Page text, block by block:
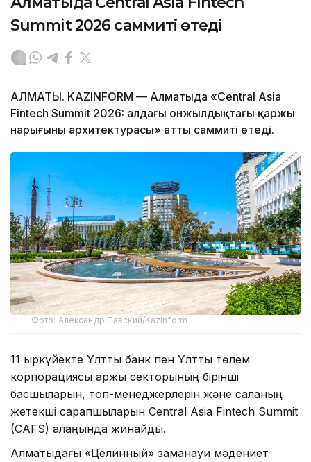
Summit 2026 саммиті өтеді
АЛМАТЫ. KAZINFORM — Алматыда «Central Asia
Fintech Summit 2026: алдағы онжылдықтағы қаржы
нарығының архитектурасы» атты саммиті өтеді.
Фото: Александр Павский/Kazinform
11 қыркүйекте Ұлттық банк пен Ұлттық төлем
корпорациясы қаржы секторының бірінші
басшыларын, топ-менеджерлерін және саланың
жетекші сарапшыларын Central Asia Fintech Summit
(CAFS) алаңында жинайды.
Алматыдағы «Целинный» заманауи мәдениет